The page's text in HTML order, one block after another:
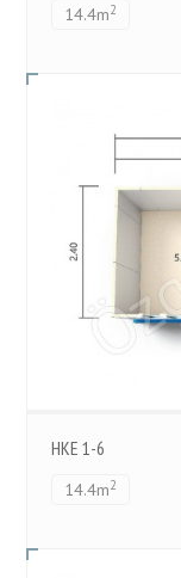
14.4m2
HKE 1-6
14.4m2